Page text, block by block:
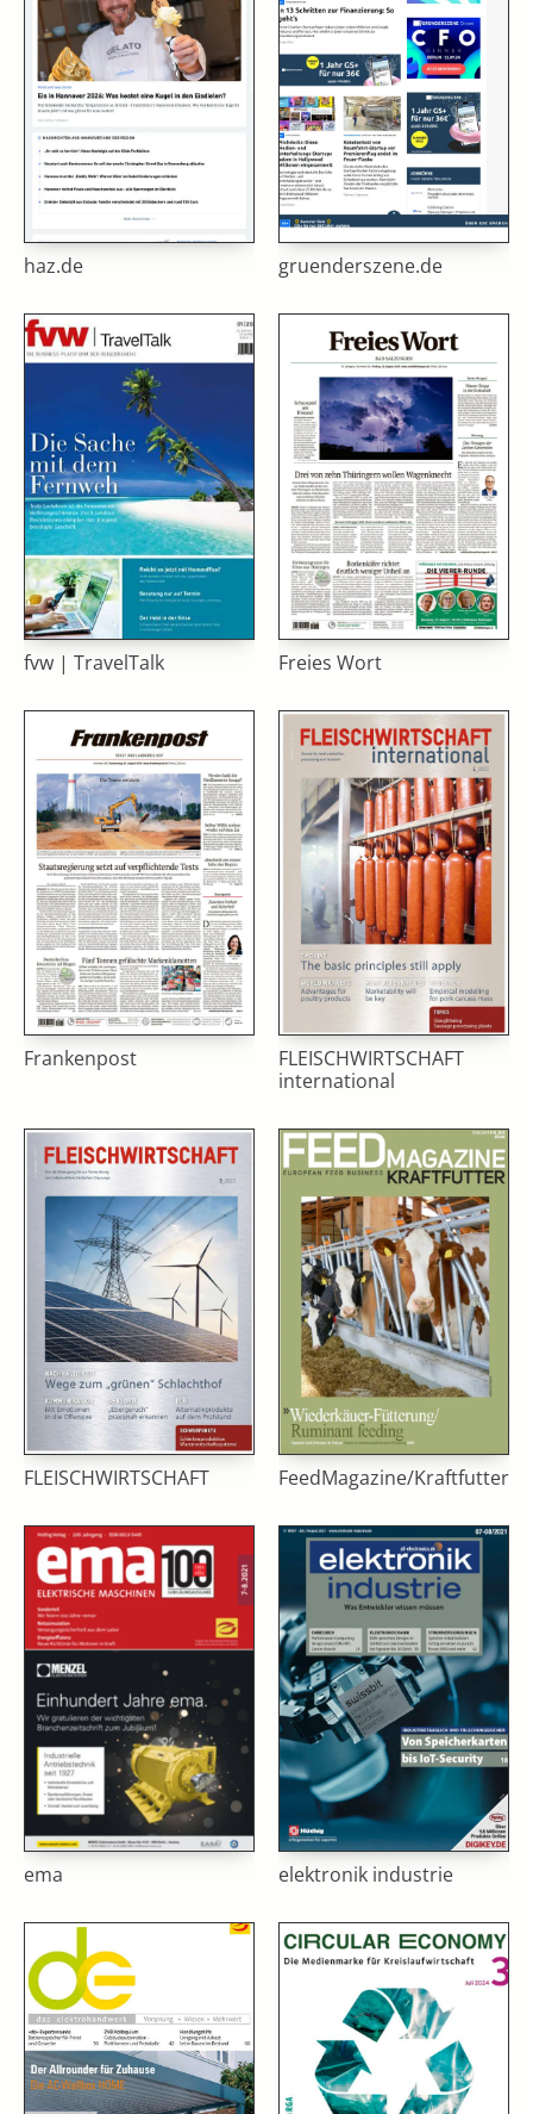
haz.de gruenderszene.de
fvw | TravelTalk Freies Wort
Frankenpost
FLEISCHWIRTSCHAFT
international
FLEISCHWIRTSCHAFT FeedMagazine/Kraftfutter
ema elektronik industrie